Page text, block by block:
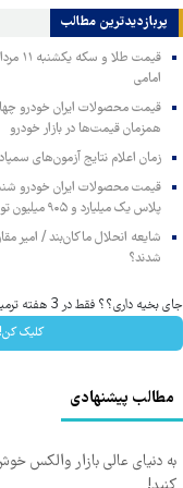
پربازدیدترین‌ مطالب
امامی
همزمان قیمت‌ها در بازار خودرو
زمان اعلام نتایج آزمون‌های
پلاس یک میلیارد و ۹۰۵ میلیون تومان
شایعه انحلال ماکان‌بند / امیر
شدند؟
جای بخیه داری؟؟ فقط در 3 هفته ترمیمش کن!😍
کلیک کن!
مطالب پیشنهادی
به دنیای عالی بازار والکس